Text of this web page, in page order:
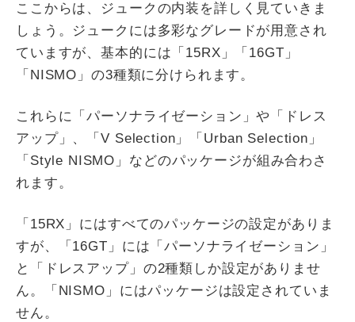
ここからは、ジュークの内装を詳しく見ていきま
しょう。ジュークには多彩なグレードが用意され
ていますが、基本的には「15RX」「16GT」
「NISMO」の3種類に分けられます。
これらに「パーソナライゼーション」や「ドレス
アップ」、「V Selection」「Urban Selection」
「Style NISMO」などのパッケージが組み合わさ
れます。
「15RX」にはすべてのパッケージの設定がありま
すが、「16GT」には「パーソナライゼーション」
と「ドレスアップ」の2種類しか設定がありませ
ん。「NISMO」にはパッケージは設定されていま
せん。